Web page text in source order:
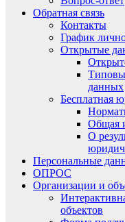
Обратная связь
Контакты
График
Открытые
данных
Бесплатная
Общая
О
Персональные
ОПРОС
Организации и
объектов